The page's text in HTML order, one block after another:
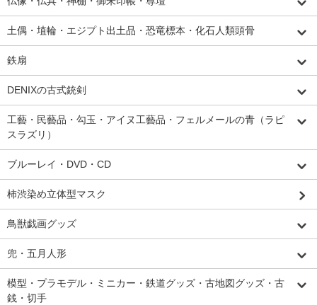
土偶・埴輪・エジプト出土品・恐竜標本・化石人類頭骨
鉄扇
DENIXの古式銃剣
工藝・民藝品・勾玉・アイヌ工藝品・フェルメールの青（ラピ
スラズリ）
ブルーレイ・DVD・CD
柿渋染め立体型マスク
鳥獣戯画グッズ
兜・五月人形
模型・プラモデル・ミニカー・鉄道グッズ・古地図グッズ・古
銭・切手